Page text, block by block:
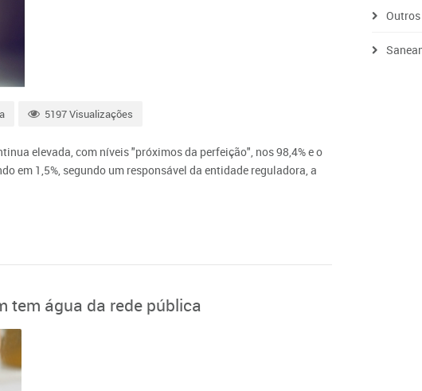
5197 Visualizações
elevada, com níveis "próximos da perfeição", nos 98,4% e o
em 1,5%, segundo um responsável da entidade reguladora, a
tem água da rede pública
Outros